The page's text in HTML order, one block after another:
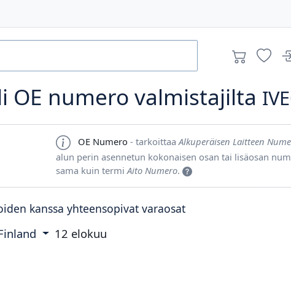
OE numero valmistajilta
OE Numero - tarkoittaa Alkuperäisen Laitteen
alun perin asennetun kokonaisen osan tai lisäosan
sama kuin termi Aito Numero.
kanssa yhteensopivat varaosat
12 elokuu